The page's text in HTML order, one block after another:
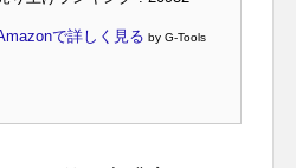
で詳しく見る by G-Tools